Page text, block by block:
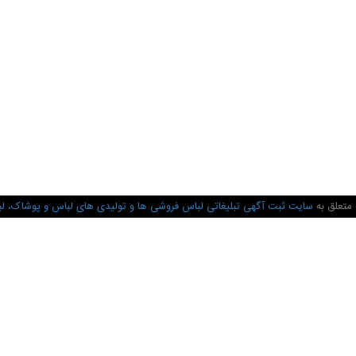
به سایت ثبت آگهی تبلیغاتی لباس فروشی ها و تولیدی های لباس و پوشاک،